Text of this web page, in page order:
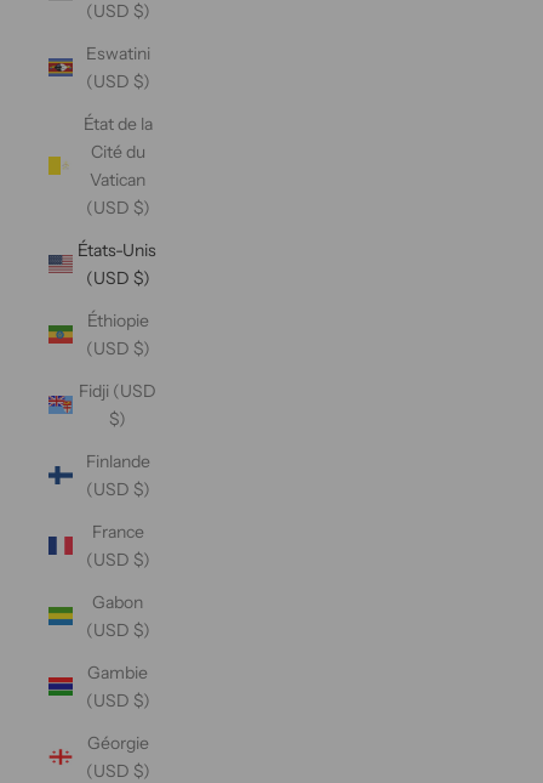
(USD $)
Eswatini
(USD $)
État de la
Cité du
Vatican
(USD $)
États-Unis
(USD $)
Éthiopie
(USD $)
Fidji (USD
$)
Finlande
(USD $)
France
(USD $)
Gabon
(USD $)
Gambie
(USD $)
Géorgie
(USD $)